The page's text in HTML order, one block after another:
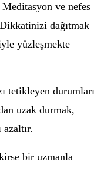
Meditasyon ve nefes
dağıtmak
yüzleşmekte
tetikleyen durumları
uzak durmak,
azaltır.
bir uzmanla